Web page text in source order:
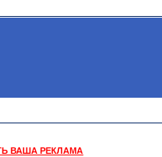
ВАША РЕКЛАМА